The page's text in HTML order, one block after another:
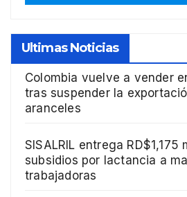
Ultimas Noticias
Colombia vuelve a vender
tras suspender la
aranceles
SISALRIL entrega RD$1,175
subsidios por lactancia a
trabajadoras